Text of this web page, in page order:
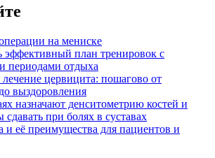
на мениске
эффективный план тренировок с
периодами отдыха
цервицита: пошагово от
выздоровления
назначают денситометрию костей и
сдавать при болях в суставах
и её преимущества для пациентов и